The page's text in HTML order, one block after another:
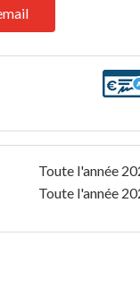
Toute l'année
Toute l'année